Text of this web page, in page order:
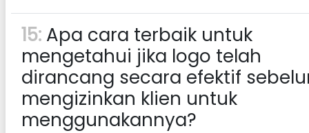
15: Apa cara terbaik untuk
mengetahui jika logo telah
dirancang secara efektif
mengizinkan klien untuk
menggunakannya?